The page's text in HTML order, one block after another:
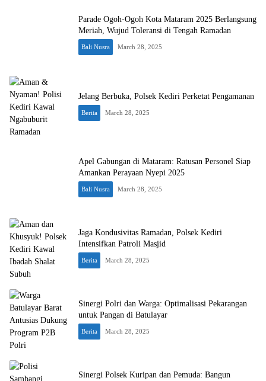
Parade Ogoh-Ogoh Kota Mataram 2025 Berlangsung
Meriah, Wujud Toleransi di Tengah Ramadan
Bali Nusra March 28, 2025
Jelang Berbuka, Polsek Kediri Perketat Pengamanan
Berita March 28, 2025
Apel Gabungan di Mataram: Ratusan Personel Siap
Amankan Perayaan Nyepi 2025
Bali Nusra March 28, 2025
Jaga Kondusivitas Ramadan, Polsek Kediri
Intensifkan Patroli Masjid
Berita March 28, 2025
Sinergi Polri dan Warga: Optimalisasi Pekarangan
untuk Pangan di Batulayar
Berita March 28, 2025
Sinergi Polsek Kuripan dan Pemuda: Bangun